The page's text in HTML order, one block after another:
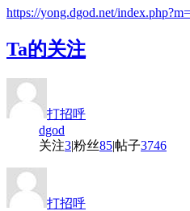
https://yong.dgod.net/
Ta的关注
打招呼
dgod
关注3|粉丝85|帖子3746
打招呼